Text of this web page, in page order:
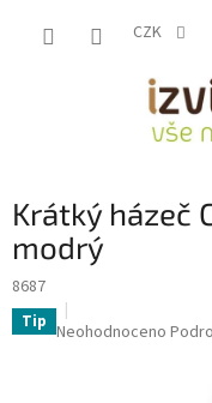
CZK
Krátký házeč
modrý
8687
Tip Průměrné
Neohodnoceno